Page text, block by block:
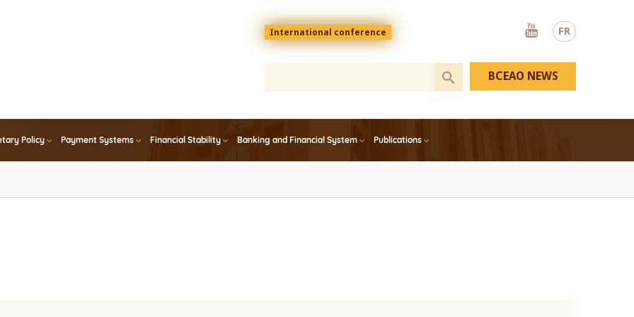
FR
Menu
top
En
International conference
Youtube
Policy Payment Systems Financial Stability Banking and Financial System Publications
BCEAO NEWS